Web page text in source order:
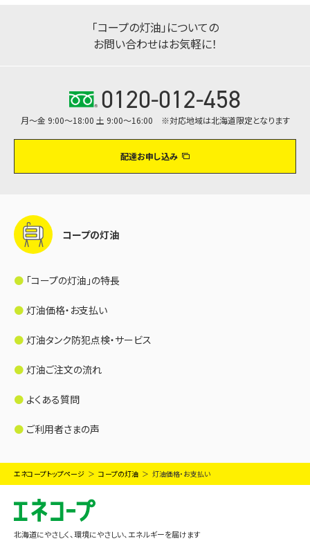
「コープの灯油」についての
お問い合わせはお気軽に！
0120-012-458
月～金 9:00～18:00 土 9:00～16:00 ※対応地域は北海道限定となります
配達お申し込み
コープの灯油
「コープの灯油」の特長
灯油価格・お支払い
灯油タンク防犯点検・サービス
灯油ご注文の流れ
よくある質問
ご利用者さまの声
エネコープトップページ コープの灯油 灯油価格・お支払い
北海道にやさしく、環境にやさしい、エネルギーを届けます